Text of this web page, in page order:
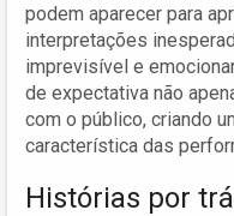
podem aparecer para
interpretações
imprevisível e
de expectativa não
com o público, criando
característica das
Histórias por